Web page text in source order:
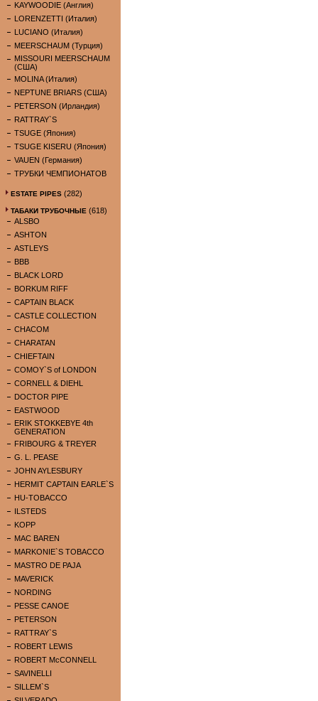
KAYWOODIE (Англия)
LORENZETTI (Италия)
LUCIANO (Италия)
MEERSCHAUM (Турция)
MISSOURI MEERSCHAUM
(США)
MOLINA (Италия)
NEPTUNE BRIARS (США)
PETERSON (Ирландия)
RATTRAY`S
TSUGE (Япония)
TSUGE KISERU (Япония)
VAUEN (Германия)
ТРУБКИ ЧЕМПИОНАТОВ
ESTATE PIPES (282)
ТАБАКИ ТРУБОЧНЫЕ (618)
ALSBO
ASHTON
ASTLEYS
BBB
BLACK LORD
BORKUM RIFF
CAPTAIN BLACK
CASTLE COLLECTION
CHACOM
CHARATAN
CHIEFTAIN
COMOY`S of LONDON
CORNELL & DIEHL
DOCTOR PIPE
EASTWOOD
ERIK STOKKEBYE 4th
GENERATION
FRIBOURG & TREYER
G. L. PEASE
JOHN AYLESBURY
HERMIT CAPTAIN EARLE`S
HU-TOBACCO
ILSTEDS
KOPP
MAC BAREN
MARKONIE`S TOBACCO
MASTRO DE PAJA
MAVERICK
NORDING
PESSE CANOE
PETERSON
RATTRAY`S
ROBERT LEWIS
ROBERT McCONNELL
SAVINELLI
SILLEM`S